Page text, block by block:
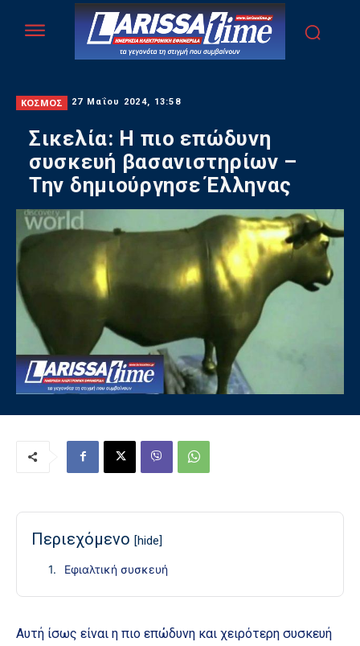
ΚΟΣΜΟΣ 27 Μαΐου 2024, 13:58
Σικελία: Η πιο επώδυνη
συσκευή βασανιστηρίων –
Την δημιούργησε Έλληνας
Περιεχόμενο [hide]
Εφιαλτική συσκευή
Αυτή ίσως είναι η πιο επώδυνη και χειρότερη συσκευή